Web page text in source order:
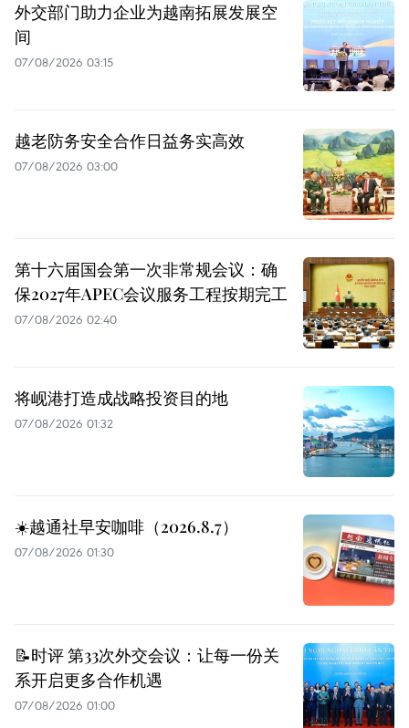
外交部门助力企业为越南拓展发展空
间
07/08/2026 03:15
越老防务安全合作日益务实高效
07/08/2026 03:00
第十六届国会第一次非常规会议：确
保2027年APEC会议服务工程按期完工
07/08/2026 02:40
将岘港打造成战略投资目的地
07/08/2026 01:32
☀️越通社早安咖啡（2026.8.7）
07/08/2026 01:30
📝时评 第33次外交会议：让每一份关
系开启更多合作机遇
07/08/2026 01:00